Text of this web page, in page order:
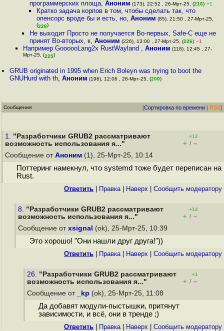
программерских площа,Аноним (173), 22:52 , 26-Мрт-25, (216) +1
Кратко задача корпов в том, чтобы сделать так, что
опенсорс вроде бы и есть, но, Аноним (85), 21:50 , 27-Мрт-25,
(228)
Не выходит Просто не получается Во-первых, Safe-C еще не
принят Во-вторых, к,Аноним (226), 13:00 , 27-Мрт-25, (226) –1
Например GoooooLang2x RustWayland , Аноним (118), 12:45 , 27-
Мрт-25, (225)
GRUB originated in 1995 when Erich Boleyn was trying to boot the
GNUHurd with th,Аноним (196), 12:06 , 26-Мрт-25, (200)
Сообщения [Сортировка по времени | RSS]
1. "Разработчики GRUB2 рассматривают
возможность использования я..."
+12
+ / –
Сообщение от Аноним (1), 25-Мрт-25, 10:14
Поттеринг намекнул, что systemd тоже будет переписан на
Rust.
Ответить Правка| Наверх Cообщить модератору
8. "Разработчики GRUB2 рассматривают
возможность использования я..."
+14
+ / –
Сообщение от xsignal (ok), 25-Мрт-25, 10:39
Это хорошо! "Они нашли друг друга!"))
Ответить Правка| Наверх Cообщить модератору
26. "Разработчики GRUB2 рассматривают
возможность использования я..."
+1
+ / –
Сообщение от
_kp (ok), 25-Мрт-25, 11:08
Да добавят модули-пыстышки, притянут
зависимости, и всё, они в тренде ;)
Ответить Правка| Наверх Cообщить модератору